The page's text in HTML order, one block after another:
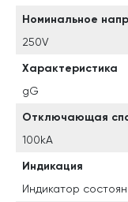
Номинальное
250V
Характеристика
gG
Отключающая
100kA
Индикация
Индикатор